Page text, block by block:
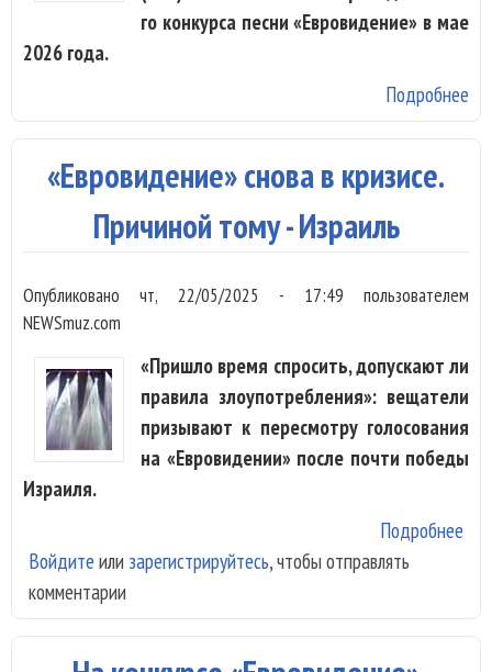
го конкурса песни «Евровидение» в мае
2026 года.
Подробнее
«Евровидение» снова в кризисе.
Причиной тому - Израиль
Опубликованочт, 22/05/2025 - 17:49 пользователем
NEWSmuz.com
«Пришло время спросить, допускают ли
правила злоупотребления»: вещатели
призывают к пересмотру голосования
на «Евровидении» после почти победы
Израиля.
Подробнее
Войдите или зарегистрируйтесь, чтобы отправлять
комментарии